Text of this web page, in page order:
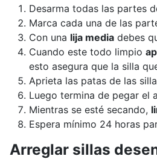
Desarma todas las partes
Marca cada una de las
Con una lija media debes
Cuando este todo limpio
esto asegura que la silla
Aprieta las patas de las
Luego termina de pegar el
Mientras se esté secando,
Espera mínimo 24 horas
Arreglar sillas